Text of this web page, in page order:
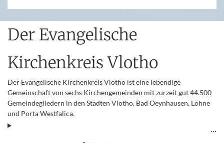
Der Evangelische
Kirchenkreis Vlotho
Der Evangelische Kirchenkreis Vlotho ist eine lebendige
Gemeinschaft von sechs Kirchengemeinden mit zurzeit gut 44.500
Gemeindegliedern in den Städten Vlotho, Bad Oeynhausen, Löhne
und Porta Westfalica.